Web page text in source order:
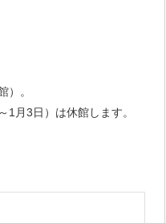
。
日）は休館します。